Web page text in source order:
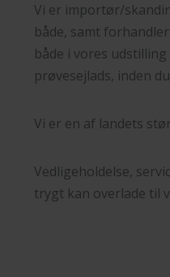
Vi er importør/
både, samt
både i vores
prøvesejlads, inden
Vi er en af landets
Vedligeholdelse,
trygt kan overlade til